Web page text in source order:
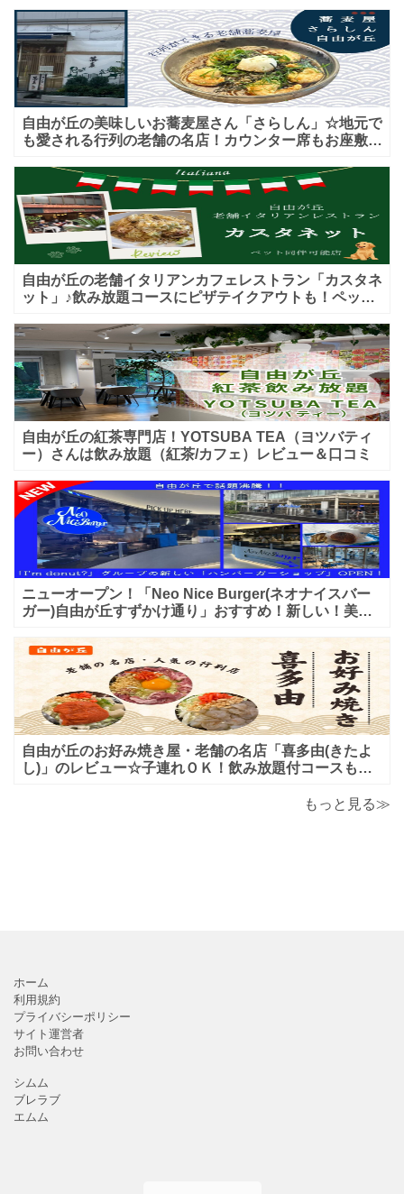
り
共
学
自由が丘の美味しいお蕎麦屋さん「さらしん」☆地元で
も愛される行列の老舗の名店！カウンター席もお座敷も
自由が丘の老舗イタリアンカフェレストラン「カスタネ
ット」♪飲み放題コースにピザテイクアウトも！ペット
自由が丘の紅茶専門店！YOTSUBA TEA（ヨツバティ
ー）さんは飲み放題（紅茶/カフェ）レビュー＆口コミ
ニューオープン！「Neo Nice Burger(ネオナイスバー
ガー)自由が丘すずかけ通り」おすすめ！新しい！美味
自由が丘のお好み焼き屋・老舗の名店「喜多由(きたよ
し)」のレビュー☆子連れＯＫ！飲み放題付コースも！
もっと見る≫
ホーム
利用規約
プライバシーポリシー
サイト運営者
お問い合わせ
シムム
ブレラブ
エムム